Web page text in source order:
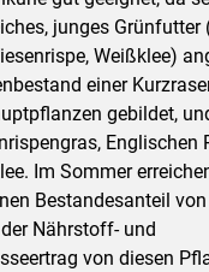
junges Grünfutter
Weißklee)
einer
gebildet,
Englischen
Im Sommer
Bestandesanteil
Nährstoff- und
von diesen